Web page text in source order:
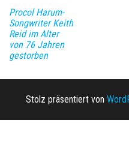
Procol Harum-
Songwriter Keith
Reid im Alter
von 76 Jahren
gestorben
Stolz präsentiert von